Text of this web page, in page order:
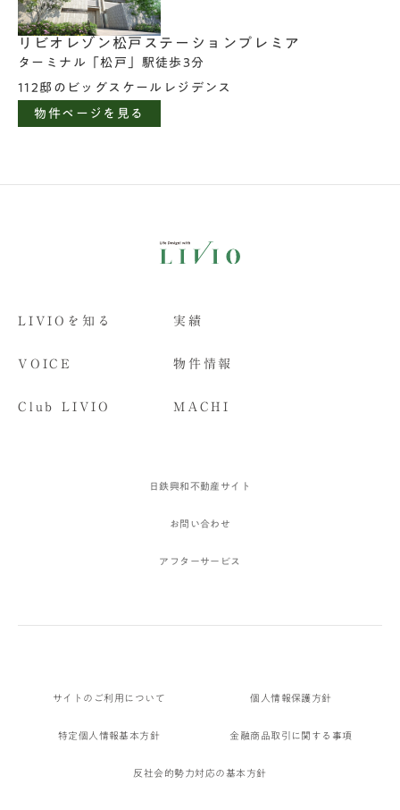
リビオレゾン松戸ステーションプレミア
ターミナル「松戸」駅徒歩3分
112邸のビッグスケールレジデンス
物件ページを見る
LIVIOを知る 実績
VOICE 物件情報
Club LIVIO MACHI
日鉄興和不動産サイト
お問い合わせ
アフターサービス
サイトのご利用について 個人情報保護方針
特定個人情報基本方針 金融商品取引に関する事項
反社会的勢力対応の基本方針